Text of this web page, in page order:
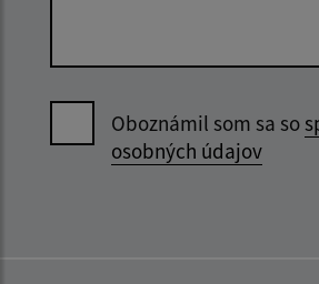
Oboznámil som sa so
osobných údajov